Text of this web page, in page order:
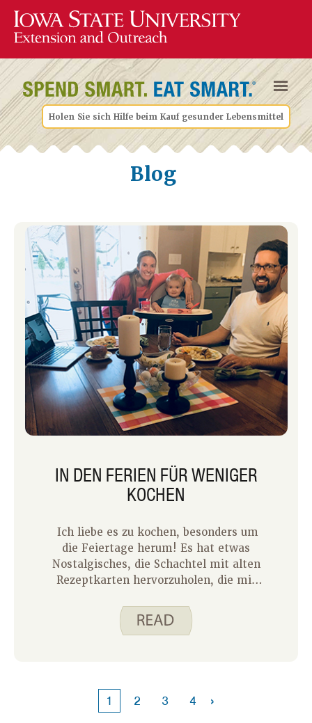
Holen Sie sich Hilfe beim Kauf gesunder Lebensmittel
Blog
IN DEN FERIEN FÜR WENIGER
KOCHEN
Ich liebe es zu kochen, besonders um
die Feiertage herum! Es hat etwas
Nostalgisches, die Schachtel mit alten
Rezeptkarten hervorzuholen, die mit
Familienmitgliedern bedeckt sind, die
Rezepte im Laufe der Jahre geändert
herum zu zeigen, dass ich sie liebe, und
das war etwas, mit dem ich im letzten
1 2 3 4 ›